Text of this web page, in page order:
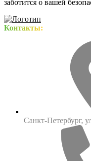
заботится о вашей
Контакты:
Санкт-Петербург,